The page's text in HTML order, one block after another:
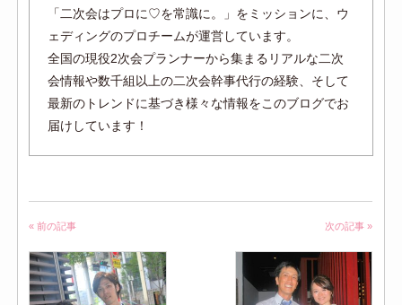
「二次会はプロに♡を常識に。」をミッションに、ウ
ェディングのプロチームが運営しています。
全国の現役2次会プランナーから集まるリアルな二次
会情報や数千組以上の二次会幹事代行の経験、そして
最新のトレンドに基づき様々な情報をこのブログでお
届けしています！
« 前の記事 次の記事 »